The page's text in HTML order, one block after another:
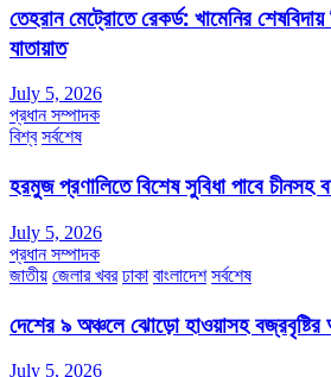
তেহরান মেট্রোতে রেকর্ড: খামেনির
যাতায়াত
July 5, 2026
প্রধান সম্পাদক
বিশ্ব সর্বশেষ
হরমুজ প্রণালিতে বিশেষ সুবিধা পাবে
July 5, 2026
প্রধান সম্পাদক
জাতীয় জেলার খবর ঢাকা বাংলাদেশ সর্বশেষ
দেশের ৯ অঞ্চলে ঝোড়ো হাওয়াসহ
July 5, 2026